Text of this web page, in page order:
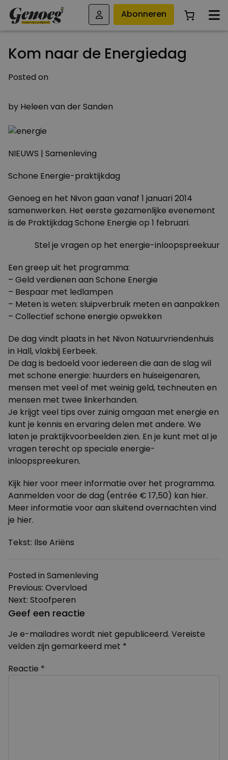
Abonneren
Kom naar de Energiedag
Posted on
by Heleen van der Sanden
NIEUWS | Samenleving
Schone Energie-praktijkdag
Genoeg en het Nivon gaan vanaf 1 januari 2014
samenwerken. Het eerste gezamenlijke evenement
is de Praktijkdag Schone Energie op 1 februari.
Stel je vragen op het energie-inloopspreekuur
Een greep uit het programma:
– Geld verdienen aan Schone Energie
– Bespaar met ledlampen
– Meten is weten: sluipverbruik meten en aanpakken
– Collectief schone energie opwekken
De dag vindt plaats in het Nivon Natuurvriendenhuis
in Hall, vlakbij Eerbeek.
De dag is bedoeld voor iedereen die aan de slag wil
met schone energie: huurders en huiseigenaren,
mensen met veel of met weinig geld, techneuten en
mensen met twee linkerhanden.
Je krijgt veel tips over zuinig omgaan met energie en
kunt je kennis en ervaring delen met andere. We
laten je praktijkvoorbeelden zien. En je kunt met al je
vragen terecht op speciale energie-
inloopspreekuren.
Kijk hier voor meer informatie over het programma.
Aanmelden voor de dag (entrée € 17,50) kan hier.
Meer informatie voor aan sluitend overnachten vind
je hier.
Tekst: Ilse Ariëns
Posted in Samenleving
Bericht
navigatie
Previous: Overvloed
Next: Stoofperen
Geef een reactie
Je e-mailadres wordt niet gepubliceerd. Vereiste
velden zijn gemarkeerd met *
Reactie *